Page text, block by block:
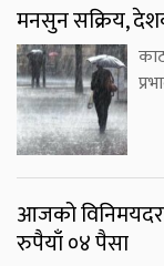
मनसुन सक्रिय,
आजको
रुपैयाँ ०४ पैसा